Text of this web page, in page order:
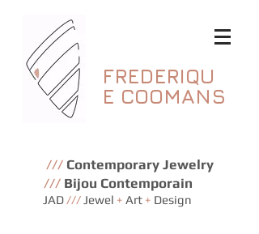
FREDERIQU
E COOMANS
/// Contemporary Jewelry
/// Bijou Contemporain
JAD /// Jewel + Art + Design